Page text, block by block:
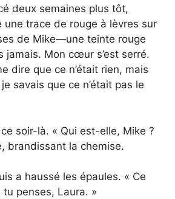
deux semaines plus tôt,
une trace de rouge à lèvres sur
de Mike—une teinte rouge
jamais. Mon cœur s’est serré.
dire que ce n’était rien, mais
savais que ce n’était pas le
soir-là. « Qui est-elle, Mike ?
brandissant la chemise.
a haussé les épaules. « Ce
tu penses, Laura. »